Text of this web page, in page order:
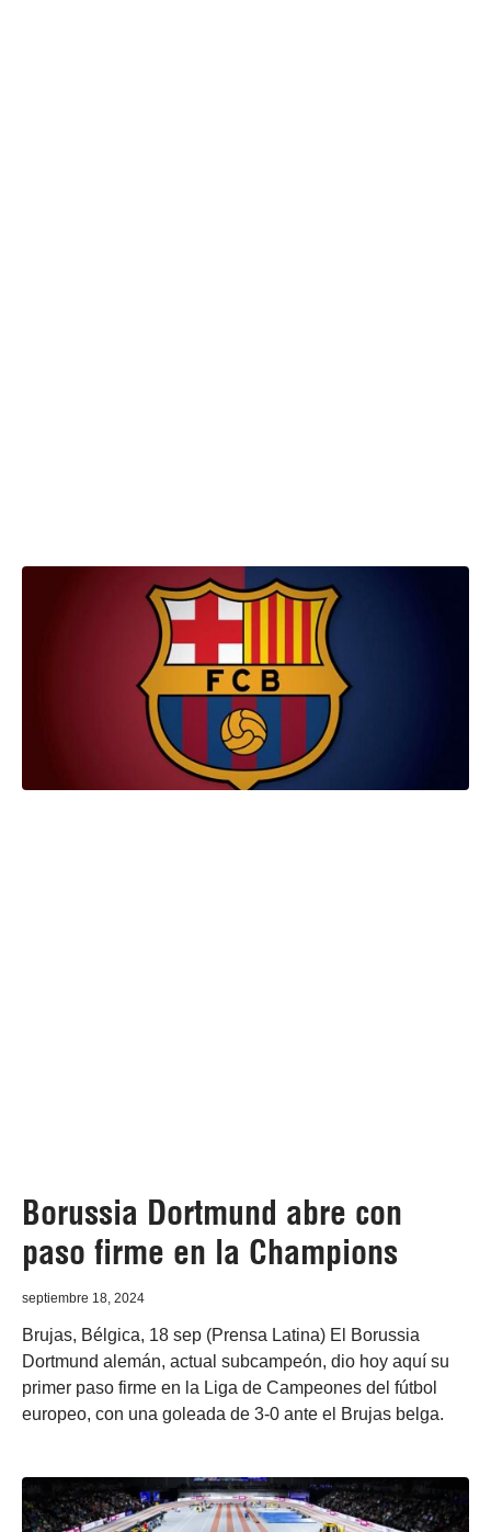
Borussia Dortmund abre con
paso firme en la Champions
septiembre 18, 2024
Brujas, Bélgica, 18 sep (Prensa Latina) El Borussia
Dortmund alemán, actual subcampeón, dio hoy aquí su
primer paso firme en la Liga de Campeones del fútbol
europeo, con una goleada de 3-0 ante el Brujas belga.